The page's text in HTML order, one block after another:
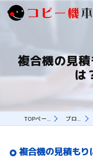
複合機の見
は
TOPページ ブログ
複合機の見積も